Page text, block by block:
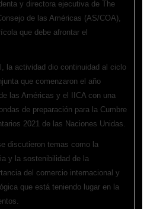
y directora ejecutiva de The
de las Américas (AS/COA),
que debe afrontar el
la actividad dio continuidad al ciclo
que comenzaron el año
las Américas y el IICA con una
de preparación para la Cumbre
2021 de las Naciones Unidas.
discutieron temas como la
y la sostenibilidad de la
del comercio internacional y
que está teniendo lugar en la